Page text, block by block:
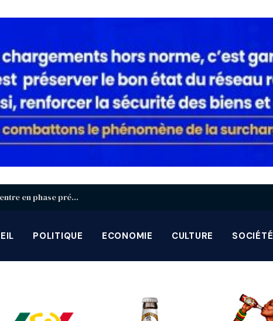
Identification biométrique : la région Centrale entre en phase préparatoire avant la grande campagne d’août-septembre
POLITIQUE ECONOMIE CULTURE SOCIÉTÉ